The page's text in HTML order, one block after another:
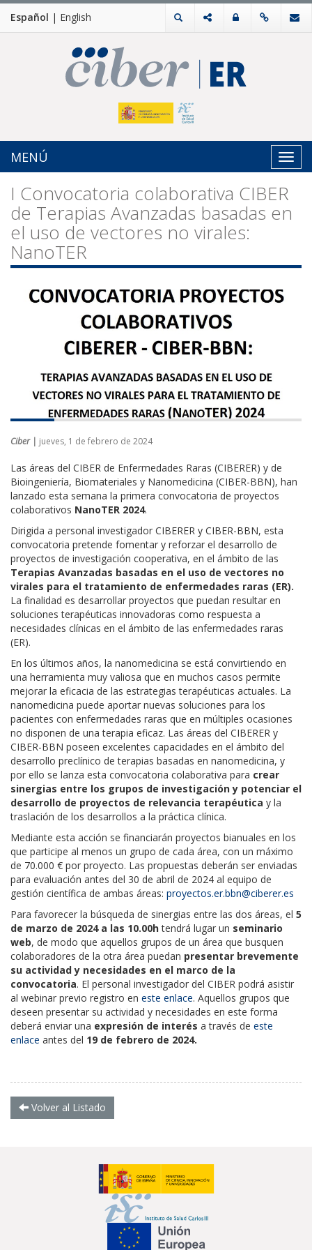
Español | English
MENÚ
I Convocatoria colaborativa CIBER
de Terapias Avanzadas basadas en
el uso de vectores no virales:
NanoTER
Ciber | jueves, 1 de febrero de 2024
Las áreas del CIBER de Enfermedades Raras (CIBERER) y de
Bioingeniería, Biomateriales y Nanomedicina (CIBER-BBN), han
lanzado esta semana la primera convocatoria de proyectos
colaborativos NanoTER 2024.
Dirigida a personal investigador CIBERER y CIBER-BBN, esta
convocatoria pretende fomentar y reforzar el desarrollo de
proyectos de investigación cooperativa, en el ámbito de las
Terapias Avanzadas basadas en el uso de vectores no
virales para el tratamiento de enfermedades raras (ER).
La finalidad es desarrollar proyectos que puedan resultar en
soluciones terapéuticas innovadoras como respuesta a
necesidades clínicas en el ámbito de las enfermedades raras
(ER).
En los últimos años, la nanomedicina se está convirtiendo en
una herramienta muy valiosa que en muchos casos permite
mejorar la eficacia de las estrategias terapéuticas actuales. La
nanomedicina puede aportar nuevas soluciones para los
pacientes con enfermedades raras que en múltiples ocasiones
no disponen de una terapia eficaz. Las áreas del CIBERER y
CIBER-BBN poseen excelentes capacidades en el ámbito del
desarrollo preclínico de terapias basadas en nanomedicina, y
por ello se lanza esta convocatoria colaborativa para crear
sinergias entre los grupos de investigación y potenciar el
desarrollo de proyectos de relevancia terapéutica y la
traslación de los desarrollos a la práctica clínica.
Mediante esta acción se financiarán proyectos bianuales en los
que participe al menos un grupo de cada área, con un máximo
de 70.000 € por proyecto. Las propuestas deberán ser enviadas
para evaluación antes del 30 de abril de 2024 al equipo de
gestión científica de ambas áreas: proyectos.er.bbn@ciberer.es
Para favorecer la búsqueda de sinergias entre las dos áreas, el 5
de marzo de 2024 a las 10.00htendrá lugar un seminario
web, de modo que aquellos grupos de un área que busquen
colaboradores de la otra área puedan presentar brevemente
su actividad y necesidades en el marco de la
convocatoria. El personal investigador del CIBER podrá asistir
al webinar previo registro en este enlace. Aquellos grupos que
deseen presentar su actividad y necesidades en este forma
deberá enviar una expresión de interés a través de este
enlace antes del 19 de febrero de 2024.
Volver al Listado